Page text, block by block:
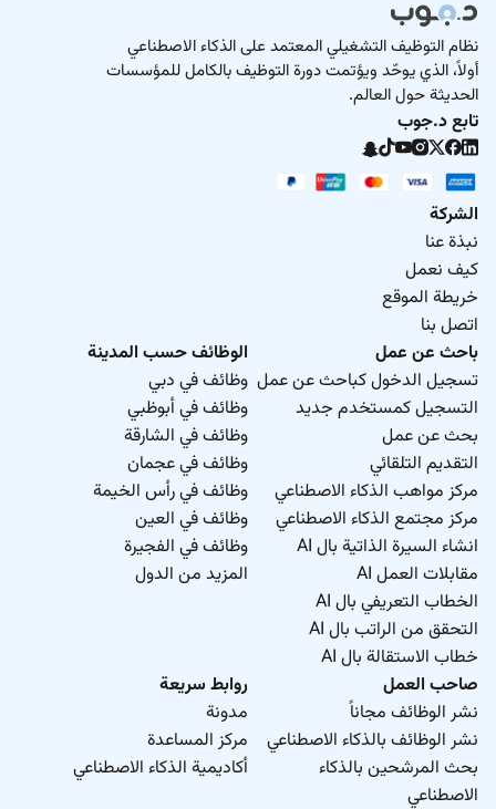
نظام التوظيف التشغيلي المعتمد على الذكاء الاصطناعي
أولاً، الذي يوحّد ويؤتمت دورة التوظيف بالكامل للمؤسسات
الحديثة حول العالم.
تابع د.جوب
الشركة
نبذة عنا
كيف نعمل
خريطة الموقع
اتصل بنا
باحث عن عمل
تسجيل الدخول كباحث عن عمل
التسجيل كمستخدم جديد
بحث عن عمل
التقديم التلقائي
مركز مواهب الذكاء الاصطناعي
مركز مجتمع الذكاء الاصطناعي
انشاء السيرة الذاتية بال AI
مقابلات العمل AI
الخطاب التعريفي بال AI
التحقق من الراتب بال AI
خطاب الاستقالة بال AI
الوظائف حسب المدينة
وظائف في دبي
وظائف في أبوظبي
وظائف في الشارقة
وظائف في عجمان
وظائف في رأس الخيمة
وظائف في العين
وظائف في الفجيرة
المزيد من الدول
صاحب العمل
نشر الوظائف مجاناً
نشر الوظائف بالذكاء الاصطناعي
بحث المرشحين بالذكاء
الاصطناعي
روابط سريعة
مدونة
مركز المساعدة
أكاديمية الذكاء الاصطناعي